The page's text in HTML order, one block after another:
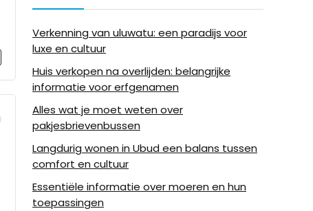
Verkenning van uluwatu: een paradijs voor
luxe en cultuur
Huis verkopen na overlijden: belangrijke
informatie voor erfgenamen
Alles wat je moet weten over
pakjesbrievenbussen
Langdurig wonen in Ubud een balans tussen
comfort en cultuur
Essentiële informatie over moeren en hun
toepassingen